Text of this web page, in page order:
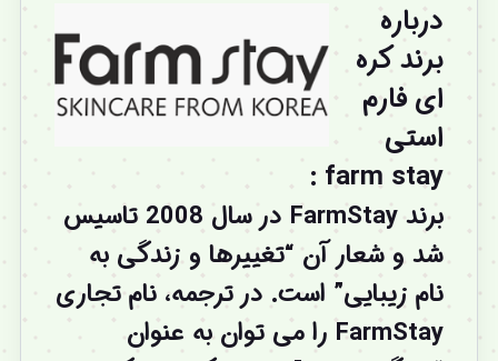
درباره
برند کره
ای فارم
استی
farm stay :
برند
FarmStay در سال 2008 تاسیس
شد و شعار آن “تغییرها و زندگی به
نام زیبایی” است. در ترجمه، نام تجاری
FarmStay را می توان به عنوان